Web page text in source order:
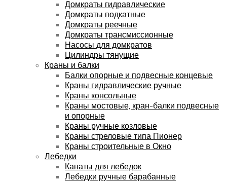
Домкраты гидравлические
Домкраты подкатные
Домкраты реечные
Домкраты трансмиссионные
Насосы для домкратов
Цилиндры тянущие
Краны и балки
Балки опорные и подвесные концевые
Краны гидравлические ручные
Краны консольные
Краны мостовые, кран-балки подвесные
и опорные
Краны ручные козловые
Краны стреловые типа Пионер
Краны строительные в Окно
Лебедки
Канаты для лебедок
Лебедки ручные барабанные